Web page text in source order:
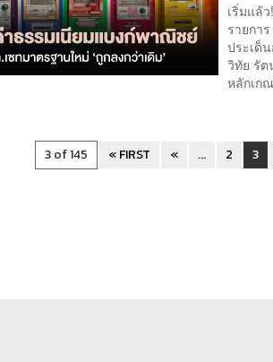
เริ่มแล้
รายกา
ประเด็
วิทัย รัต
หลักเก
3 of 145 « FIRST « ... 2 3